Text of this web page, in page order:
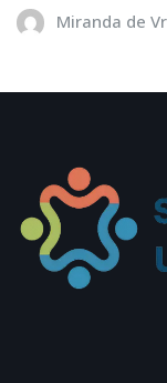
Miranda de